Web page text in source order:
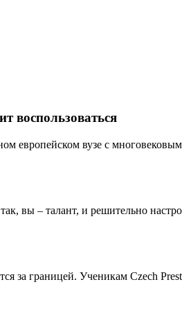
воспользоваться
европейском вузе с
вы – талант, и решительно
за границей. Ученикам Czech